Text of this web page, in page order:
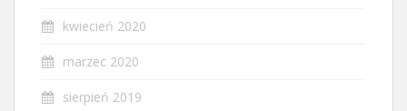
kwiecień 2020
marzec 2020
sierpień 2019